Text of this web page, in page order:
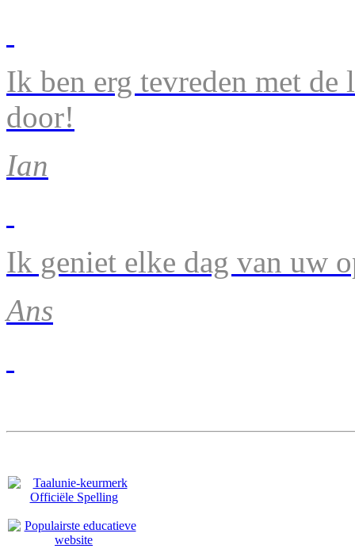
Ik ben erg tevreden met de
door!
Ian
Ik geniet elke dag van uw
Ans